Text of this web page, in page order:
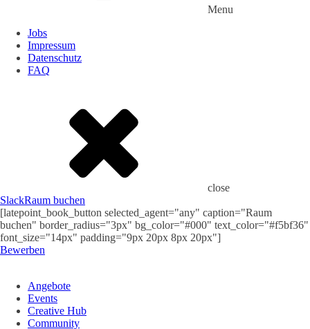
Menu
Jobs
Impressum
Datenschutz
FAQ
close
SlackRaum buchen
[latepoint_book_button selected_agent="any" caption="Raum
buchen" border_radius="3px" bg_color="#000" text_color="#f5bf36"
font_size="14px" padding="9px 20px 8px 20px"]
Bewerben
Angebote
Events
Creative Hub
Community